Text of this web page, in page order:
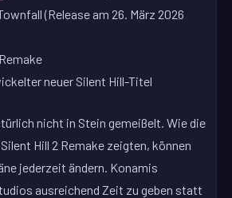
(Release am 26. März 2026
neuer Silent Hill-Titel
nicht in Stein gemeißelt. Wie die
Hill 2 Remake zeigten, können
jederzeit ändern. Konamis
ausreichend Zeit zu geben statt